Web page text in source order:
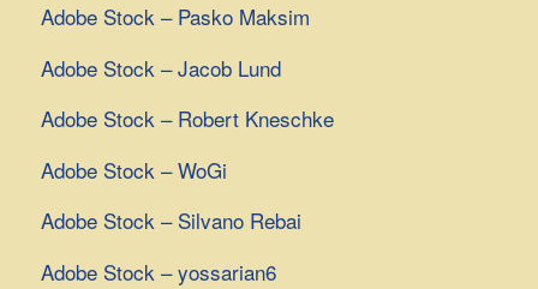
Adobe Stock – Pasko Maksim
Adobe Stock – Jacob Lund
Adobe Stock – Robert Kneschke
Adobe Stock – WoGi
Adobe Stock – Silvano Rebai
Adobe Stock – yossarian6